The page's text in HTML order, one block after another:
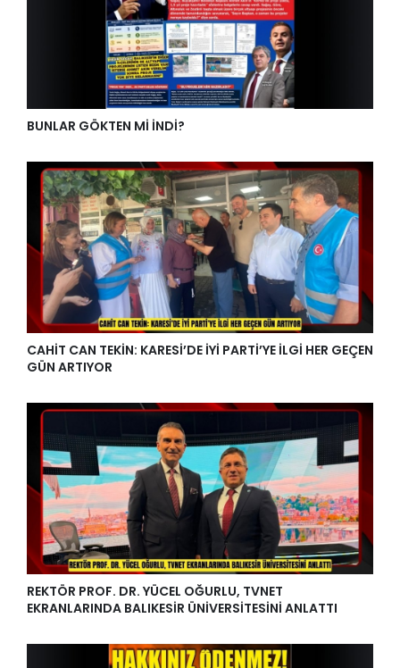
BUNLAR GÖKTEN Mİ İNDİ?
CAHİT CAN TEKİN: KARESİ’DE İYİ PARTİ’YE İLGİ HER GEÇEN
GÜN ARTIYOR
REKTÖR PROF. DR. YÜCEL OĞURLU, TVNET
EKRANLARINDA BALIKESİR ÜNİVERSİTESİNİ ANLATTI